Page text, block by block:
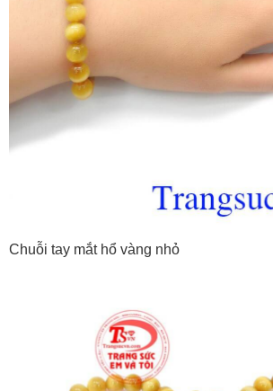
Chuỗi tay mắt hổ vàng nhỏ